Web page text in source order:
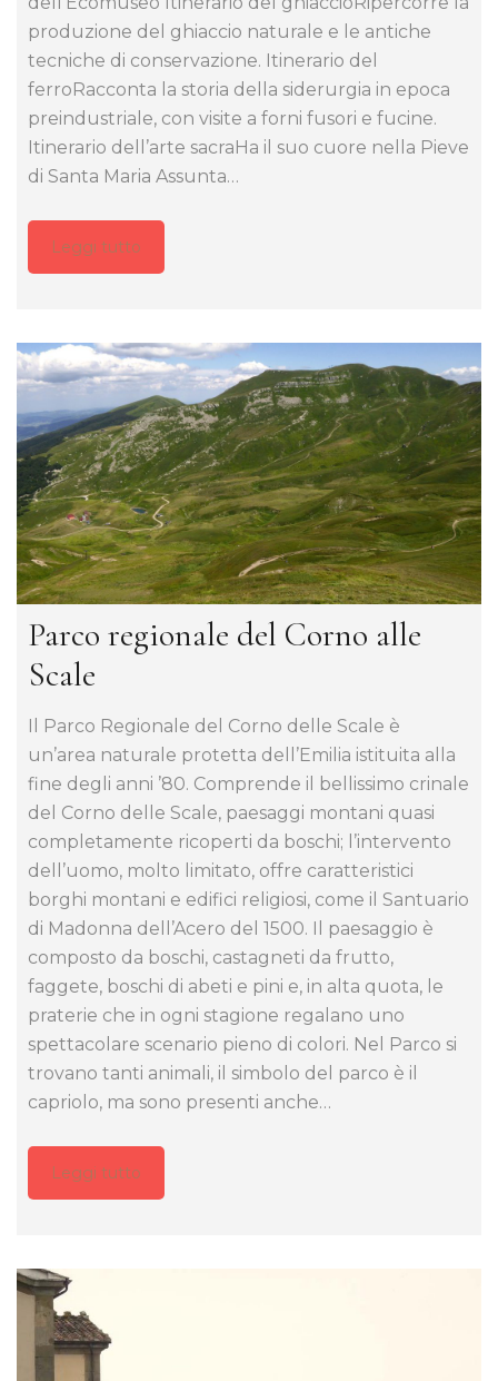
produzione del ghiaccio naturale e le antiche
tecniche di conservazione. Itinerario del
ferroRacconta la storia della siderurgia in epoca
preindustriale, con visite a forni fusori e fucine.
Itinerario dell’arte sacraHa il suo cuore nella Pieve
di Santa Maria Assunta…
Leggi tutto
Parco regionale del Corno alle
Scale
Il Parco Regionale del Corno delle Scale è
un’area naturale protetta dell’Emilia istituita alla
fine degli anni ’80. Comprende il bellissimo crinale
del Corno delle Scale, paesaggi montani quasi
completamente ricoperti da boschi; l’intervento
dell’uomo, molto limitato, offre caratteristici
borghi montani e edifici religiosi, come il Santuario
di Madonna dell’Acero del 1500. Il paesaggio è
composto da boschi, castagneti da frutto,
faggete, boschi di abeti e pini e, in alta quota, le
praterie che in ogni stagione regalano uno
spettacolare scenario pieno di colori. Nel Parco si
trovano tanti animali, il simbolo del parco è il
capriolo, ma sono presenti anche…
Leggi tutto